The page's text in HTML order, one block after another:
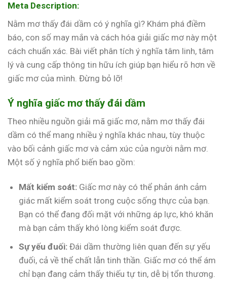
Meta Description:
Nằm mơ thấy đái dầm có ý nghĩa gì? Khám phá điềm
báo, con số may mắn và cách hóa giải giấc mơ này một
cách chuẩn xác. Bài viết phân tích ý nghĩa tâm linh, tâm
lý và cung cấp thông tin hữu ích giúp bạn hiểu rõ hơn về
giấc mơ của mình. Đừng bỏ lỡ!
Ý nghĩa giấc mơ thấy đái dầm
Theo nhiều nguồn giải mã giấc mơ, nằm mơ thấy đái
dầm có thể mang nhiều ý nghĩa khác nhau, tùy thuộc
vào bối cảnh giấc mơ và cảm xúc của người nằm mơ.
Một số ý nghĩa phổ biến bao gồm:
Mất kiểm soát: Giấc mơ này có thể phản ánh cảm
giác mất kiểm soát trong cuộc sống thực của bạn.
Bạn có thể đang đối mặt với những áp lực, khó khăn
mà bạn cảm thấy khó lòng kiểm soát được.
Sự yếu đuối: Đái dầm thường liên quan đến sự yếu
đuối, cả về thể chất lẫn tinh thần. Giấc mơ có thể ám
chỉ bạn đang cảm thấy thiếu tự tin, dễ bị tổn thương.